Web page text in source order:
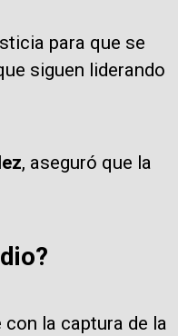
para que se
siguen liderando
, aseguró que la
la captura de la